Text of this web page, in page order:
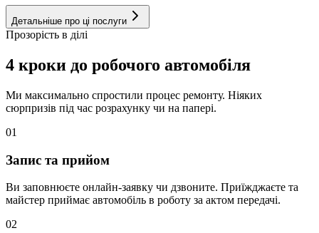
Детальніше про ці послуги
Прозорість в ділі
4 кроки до робочого автомобіля
Ми максимально спростили процес ремонту. Ніяких
сюрпризів під час розрахунку чи на папері.
01
Запис та прийом
Ви заповнюєте онлайн-заявку чи дзвоните. Приїжджаєте та
майстер приймає автомобіль в роботу за актом передачі.
02